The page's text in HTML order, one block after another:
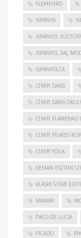
FLEMENKO
ISPANYA
İSPANYOL
İSPANYOL SAÇ
İSPANYOLCA
IZMIR DANS
IZMIR DANS
İZMIR FLAMENKO
İZMIR PILATES
İZMIR YOGA
KEMAN EĞITIMI
KLASIK GITAR
MAKAM
PACO DE LUCIA
PICADO